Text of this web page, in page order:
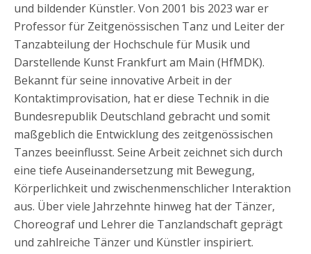
und bildender Künstler. Von 2001 bis 2023 war er
Professor für Zeitgenössischen Tanz und Leiter der
Tanzabteilung der Hochschule für Musik und
Darstellende Kunst Frankfurt am Main (HfMDK).
Bekannt für seine innovative Arbeit in der
Kontaktimprovisation, hat er diese Technik in die
Bundesrepublik Deutschland gebracht und somit
maßgeblich die Entwicklung des zeitgenössischen
Tanzes beeinflusst. Seine Arbeit zeichnet sich durch
eine tiefe Auseinandersetzung mit Bewegung,
Körperlichkeit und zwischenmenschlicher Interaktion
aus. Über viele Jahrzehnte hinweg hat der Tänzer,
Choreograf und Lehrer die Tanzlandschaft geprägt
und zahlreiche Tänzer und Künstler inspiriert.